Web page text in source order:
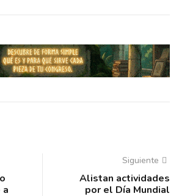
a
Siguiente
Alistan actividades
por el Día Mundial